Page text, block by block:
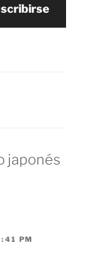
japonés
PM